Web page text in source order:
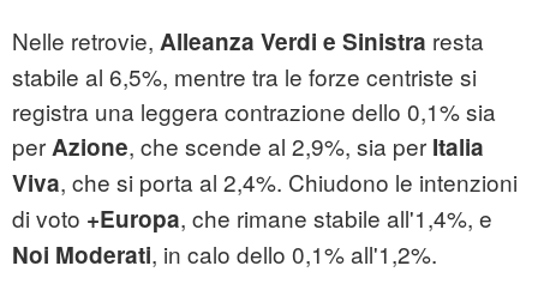
Nelle retrovie, Alleanza Verdi e Sinistra resta
stabile al 6,5%, mentre tra le forze centriste si
registra una leggera contrazione dello 0,1% sia
perAzione, che scende al 2,9%, sia per Italia
Viva, che si porta al 2,4%. Chiudono le intenzioni
di voto +Europa, che rimane stabile all'1,4%, e
Noi Moderati, in calo dello 0,1% all'1,2%.